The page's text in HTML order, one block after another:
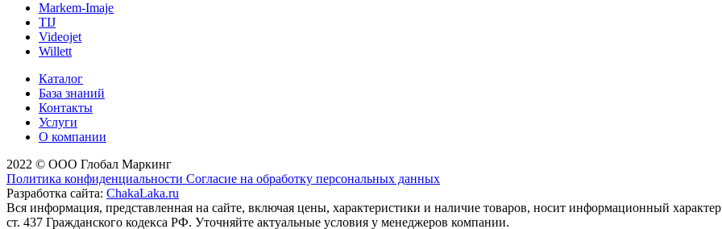
Markem-Imaje
TIJ
Videojet
Willett
Каталог
База знаний
Контакты
Услуги
О компании
2022 © ООО Глобал Маркинг
Политика конфиденциальности Согласие на обработку персональных данных
Разработка сайта: ChakaLaka.ru
Вся информация, представленная на сайте, включая цены, характеристики и наличие товаров, носит информационный
ст. 437 Гражданского кодекса РФ. Уточняйте актуальные условия у менеджеров компании.